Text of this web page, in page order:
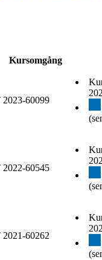
Kursomgång
60099
60545
60262